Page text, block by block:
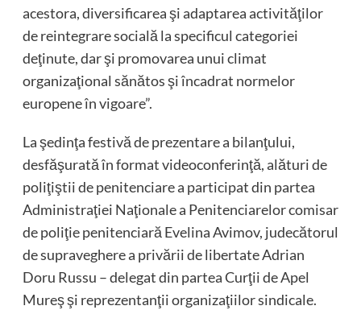
acestora, diversificarea şi adaptarea activităţilor
de reintegrare socială la specificul categoriei
deţinute, dar şi promovarea unui climat
organizaţional sănătos şi încadrat normelor
europene în vigoare”.
La şedinţa festivă de prezentare a bilanţului,
desfăşurată în format videoconferinţă, alături de
poliţiştii de penitenciare a participat din partea
Administraţiei Naţionale a Penitenciarelor comisar
de poliţie penitenciară Evelina Avimov, judecătorul
de supraveghere a privării de libertate Adrian
Doru Russu – delegat din partea Curţii de Apel
Mureş şi reprezentanţii organizaţiilor sindicale.